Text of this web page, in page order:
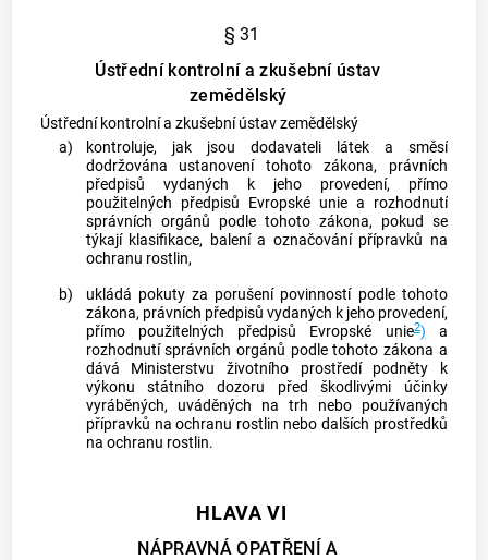
§ 31
Ústřední kontrolní a zkušební ústav
zemědělský
Ústřední kontrolní a zkušební ústav zemědělský
a)
kontroluje, jak jsou dodavateli látek a směsí
dodržována ustanovení tohoto zákona, právních
předpisů vydaných k jeho provedení, přímo
použitelných předpisů Evropské unie a rozhodnutí
správních orgánů podle tohoto zákona, pokud se
týkají klasifikace, balení a označování přípravků na
ochranu rostlin,
b)
ukládá pokuty za porušení povinností podle tohoto
zákona, právních předpisů vydaných k jeho provedení,
přímo použitelných předpisů Evropské unie2) a
rozhodnutí správních orgánů podle tohoto zákona a
dává Ministerstvu životního prostředí podněty k
výkonu státního dozoru před škodlivými účinky
vyráběných, uváděných na trh nebo používaných
přípravků na ochranu rostlin nebo dalších prostředků
na ochranu rostlin.
HLAVA VI
NÁPRAVNÁ OPATŘENÍ A